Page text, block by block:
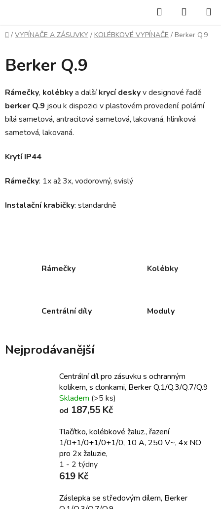
obsah
Hledat
KOŠÍK
Domů
/ VYPÍNAČE A ZÁSUVKY / KOLÉBKOVÉ VYPÍNAČE / Berker Q.9
Berker Q.9
Rámečky, kolébkya dalšíkrycí deskyv designové řadě
berker Q.9 jsou k dispozici v plastovém provedení: polární
bílá sametová, antracitová sametová, lakovaná, hliníková
sametová, lakovaná.
Krytí IP44
Rámečky: 1x až 3x, vodorovný, svislý
Instalační krabičky: standardně
Rámečky Kolébky
Centrální díly Moduly
Nejprodávanější
Centrální díl pro zásuvku s ochranným
kolíkem, s clonkami, Berker Q.1/Q.3/Q.7/Q.9
Skladem (>5 ks)
od 187,55 Kč
Tlačítko, kolébkové žaluz., řazení
1/0+1/0+1/0+1/0, 10 A, 250 V~, 4x NO
pro 2x žaluzie,
1 - 2 týdny
619 Kč
Záslepka se středovým dílem, Berker